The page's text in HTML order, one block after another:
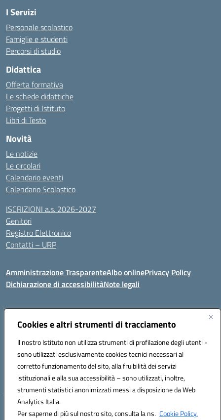
Cookies e altri strumenti di tracciamento
Il nostro Istituto non utilizza strumenti di profilazione degli utenti -
sono utilizzati esclusivamente cookies tecnici necessari al
corretto funzionamento del sito, alla fruibilità dei servizi
istituzionali e alla sua accessibilità – sono utilizzati, inoltre,
strumenti statistici anonimizzati messi a disposizione da Web
Analytics Italia.
Per saperne di più sul nostro sito, consulta la ns. Cookie Policy.
I Servizi
Personale scolastico
Famiglie e studenti
Percorsi di studio
Didattica
Offerta formativa
Le schede didattiche
Progetti di Istituto
Libri di Testo
Novità
Le notizie
Le circolari
Calendario eventi
Calendario Scolastico
ISCRIZIONI a.s. 2026-2027
Genitori
Registro Elettronico
Contatti – URP
Amministrazione TrasparenteAlbo onlinePrivacy Policy
Dichiarazione di accessibilitàNote legali
Indirizzo:Via Tiziano, 50 - 60125 Ancona
Posta elettronica certificata (PEC):anic81600p@pec.istruzione.it
Codice fiscale: 93084460422
Codice meccanografico: ANIC81600P
Hosting & Powered by 3D Solution S.r.l.